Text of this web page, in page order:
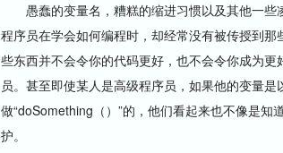
愚蠢的变量名，糟糕的缩进习惯以及其他一些
程序员在学会如何编程时，却经常没有被传授到
些东西并不会令你的代码更好，也不会令你成为
员。甚至即使某人是高级程序员，如果他的变量
做“doSomething（）”的，他们看起来也不像是
护。